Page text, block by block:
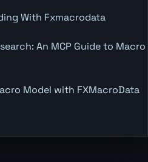
With Fxmacrodata
An MCP Guide to Macro
Model with FXMacroData